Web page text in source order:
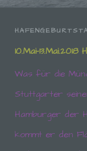
10.Mai-
Was für die
Stuttgarter
Hamburger der
kommt er den